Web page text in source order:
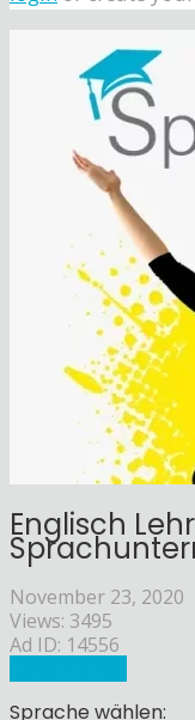
Englisch
November 23, 2020
Views: 3495
Ad ID: 14556
Sprache wählen: